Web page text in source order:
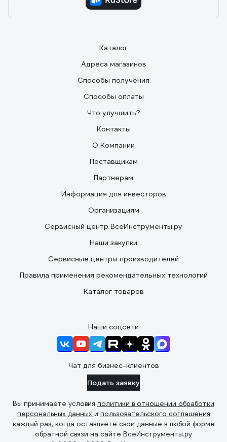
Каталог
Адреса магазинов
Способы получения
Способы оплаты
Что улучшить?
Контакты
О Компании
Поставщикам
Партнерам
Информация для инвесторов
Организациям
Сервисный центр ВсеИнструменты.ру
Наши закупки
Сервисные центры производителей
Правила применения рекомендательных технологий
Каталог товаров
Наши соцсети
Чат для бизнес-клиентов
Подать заявку
Вы принимаете условия политики в отношении обработки
персональных данных и пользовательского соглашения
каждый раз, когда оставляете свои данные в любой форме
обратной связи на сайте ВсеИнструменты.ру